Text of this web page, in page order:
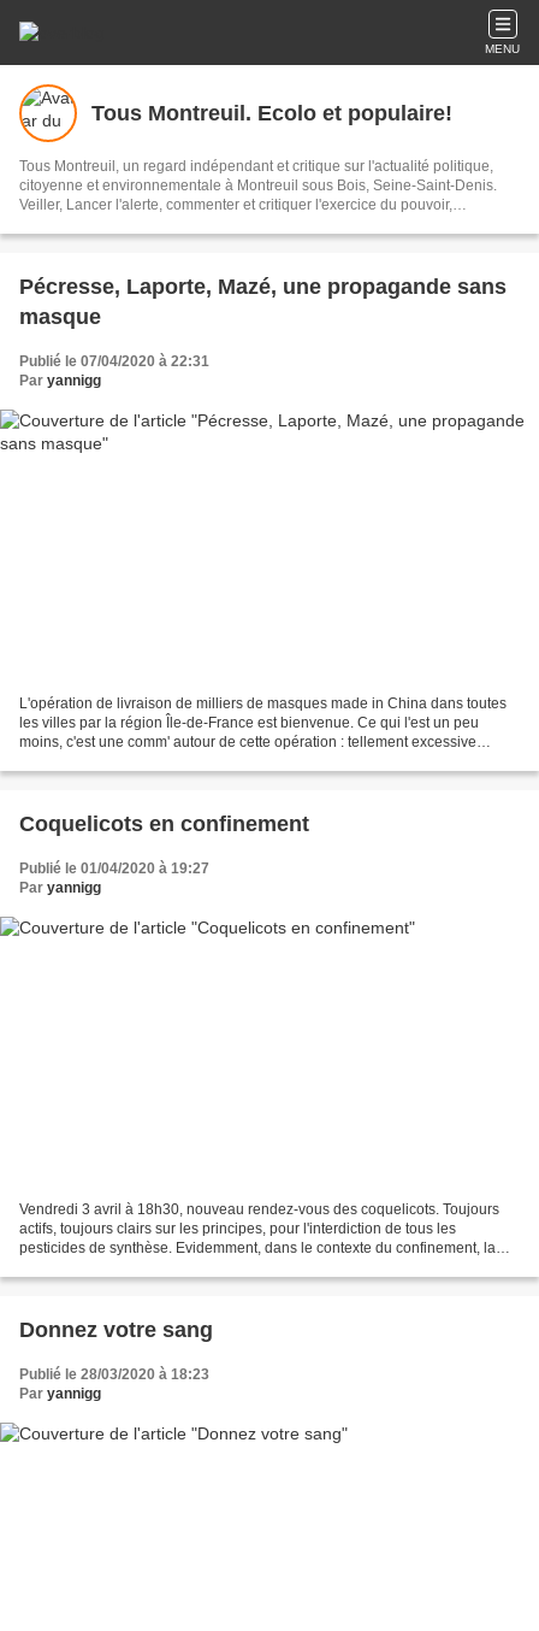
MENU
Tous Montreuil. Ecolo et populaire!
Tous Montreuil, un regard indépendant et critique sur l'actualité politique,
citoyenne et environnementale à Montreuil sous Bois, Seine-Saint-Denis.
Veiller, Lancer l'alerte, commenter et critiquer l'exercice du pouvoir,
Pécresse, Laporte, Mazé, une propagande sans
masque
Publié le 07/04/2020 à 22:31
Par yannigg
L'opération de livraison de milliers de masques made in China dans toutes
les villes par la région Île-de-France est bienvenue. Ce qui l'est un peu
moins, c'est une comm' autour de cette opération : tellement excessive
Coquelicots en confinement
Publié le 01/04/2020 à 19:27
Par yannigg
Vendredi 3 avril à 18h30, nouveau rendez-vous des coquelicots. Toujours
actifs, toujours clairs sur les principes, pour l'interdiction de tous les
pesticides de synthèse. Evidemment, dans le contexte du confinement, la
Donnez votre sang
Publié le 28/03/2020 à 18:23
Par yannigg